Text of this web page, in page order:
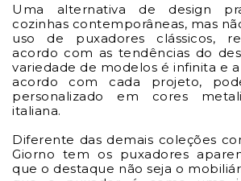
Uma alternativa de design
cozinhas contemporâneas, mas
uso de puxadores clássicos,
acordo com as tendências do
variedade de modelos é infinita e
acordo com cada projeto,
personalizado em cores
italiana.
Diferente das demais coleções
Giorno tem os puxadores
que o destaque não seja o